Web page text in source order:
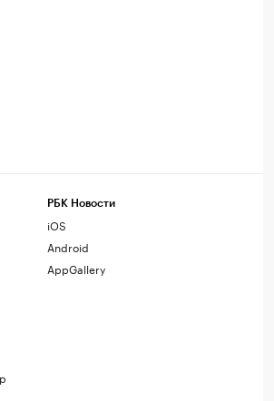
РБК Новости
iOS
Android
AppGallery